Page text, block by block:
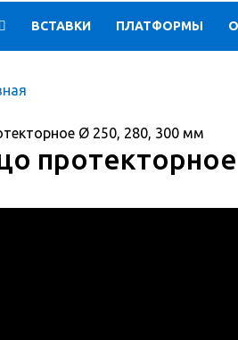
ВСТАВКИ ПЛАТФОРМЫ
Ø 250, 280, 300 мм